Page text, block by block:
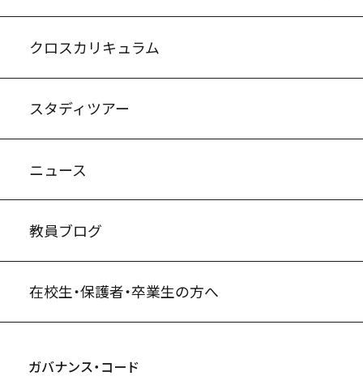
クロスカリキュラム
スタディツアー
ニュース
教員ブログ
在校生・保護者・卒業生の方へ
ガバナンス・コード